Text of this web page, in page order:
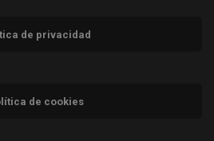
de privacidad
de cookies